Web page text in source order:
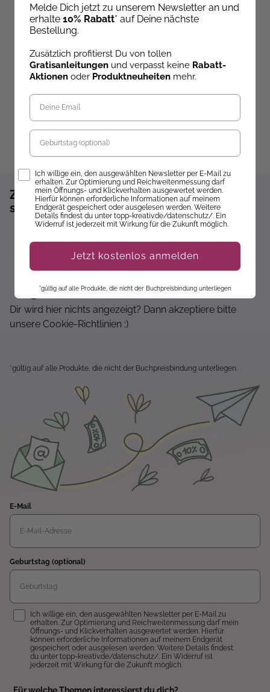
HOW TO: HÄKELN
20,00 €
Die Kunst des Zeichnens
für Kinder
16,99 €
Zum Newsletter anmelden und 10%
sparen!*
Über Neuheiten informiert werden
Dir wird hier nichts angezeigt? Dann akzeptiere bitte
unsere Cookie-Richtlinien :)
*gültig auf alle Produkte, die nicht der Buchpreisbindung unterliegen.
E-Mail
Geburtstag (optional)
Einwilligung
Ich willige ein, den ausgewählten Newsletter per E-Mail zu
erhalten. Zur Optimierung und Reichweitenmessung darf mein
Öffnungs- und Klickverhalten ausgewertet werden. Hierfür
können erforderliche Informationen auf meinem Endgerät
gespeichert oder ausgelesen werden. Weitere Details findest
du unter topp-kreativ.de/datenschutz/. Ein Widerruf ist
jederzeit mit Wirkung für die Zukunft möglich.
Melde Dich jetzt zu unserem Newsletter an und
erhalte 10% Rabatt* auf Deine nächste
Bestellung.
Zusätzlich profitierst Du von tollen
Gratisanleitungen und verpasst keine Rabatt-
Aktionen oder Produktneuheiten mehr.
Geburtstag
Opt-InIch willige ein, den ausgewählten Newsletter per E-Mail zu
erhalten. Zur Optimierung und Reichweitenmessung darf
mein Öffnungs- und Klickverhalten ausgewertet werden.
Hierfür können erforderliche Informationen auf meinem
Endgerät gespeichert oder ausgelesen werden. Weitere
Details findest du unter topp-kreativ.de/datenschutz/. Ein
Widerruf ist jederzeit mit Wirkung für die Zukunft möglich.
Jetzt kostenlos anmelden
*gültig auf alle Produkte, die nicht der Buchpreisbindung unterliegen